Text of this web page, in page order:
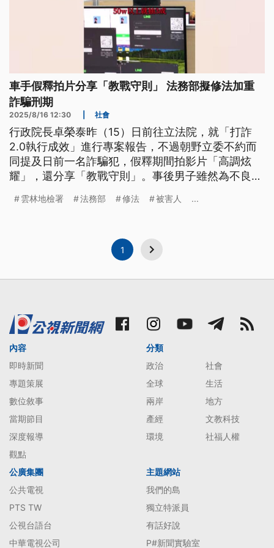
車手假釋拍片分享「教戰守則」 法務部擬修法加重
詐騙刑期
2025/8/16 12:30 社會
行政院長卓榮泰昨（15）日前往立法院，就「打詐
2.0執行成效」進行專案報告，不過朝野立委不約而
同提及日前一名詐騙犯，假釋期間拍影片「高調炫
耀」，還分享「教戰守則」。事後男子雖然為不良行
釋。法務部則喊話嚴辦詐騙，研擬修法增訂詐騙金額
雲林地檢署 法務部 修法 被害人 ...
1
內容
即時新聞
專題策展
數位敘事
當期節目
深度報導
觀點
分類
政治
社會
全球
生活
兩岸
地方
產經
文教科技
環境
社福人權
公廣集團
公共電視
PTS TW
公視台語台
中華電視公司
主題網站
我們的島
獨立特派員
有話好說
P#新聞實驗室